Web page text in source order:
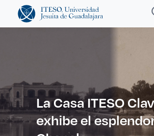
Explora sitios web, programas
actividades y noticias
Diplomados y Curs
La Casa ITESO
exhibe el